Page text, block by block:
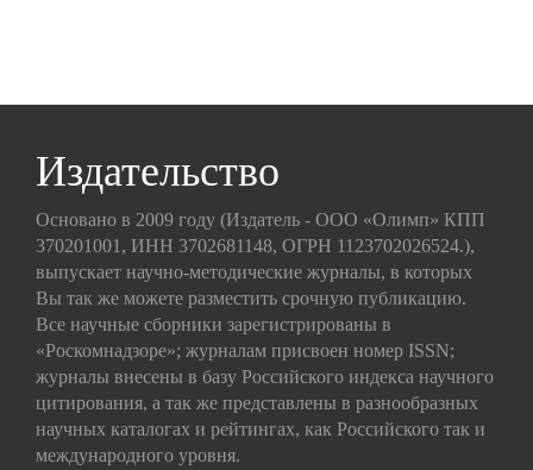
Издательство
Основано в 2009 году (Издатель - ООО «Олимп» КПП
370201001, ИНН 3702681148, ОГРН 1123702026524.),
выпускает научно-методические журналы, в которых
Вы так же можете разместить срочную публикацию.
Все научные сборники зарегистрированы в
«Роскомнадзоре»; журналам присвоен номер ISSN;
журналы внесены в базу Российского индекса научного
цитирования, а так же представлены в разнообразных
научных каталогах и рейтингах, как Российского так и
международного уровня.